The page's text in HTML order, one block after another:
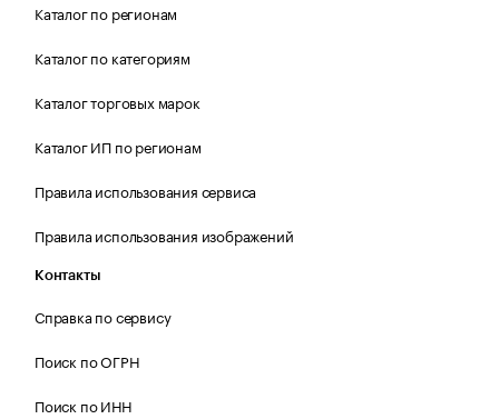
Каталог по регионам
Каталог по категориям
Каталог торговых марок
Каталог ИП по регионам
Правила использования сервиса
Правила использования изображений
Контакты
Справка по сервису
Поиск по ОГРН
Поиск по ИНН